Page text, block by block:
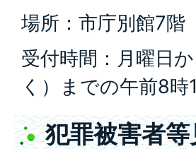
場所：市庁別館7階
受付時間：月曜日
く）までの午前8
犯罪被害者